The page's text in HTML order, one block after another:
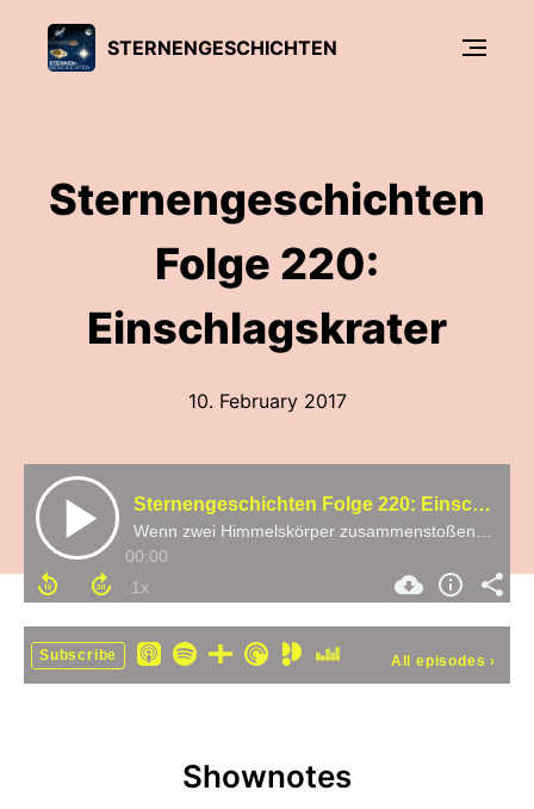
STERNENGESCHICHTEN
Sternengeschichten
Folge 220:
Einschlagskrater
10. February 2017
Sternengeschichten Folge 220: Einschlagskrater
00:00
Subscribe All episodes ›
Shownotes